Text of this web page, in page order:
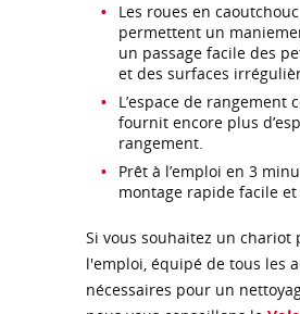
Les roues en
permettent un
un passage facile des
et des surfaces
L’espace de rangement
fournit encore plus
rangement.
Prêt à l’emploi en 3
montage rapide facile
Si vous souhaitez un chariot
l'emploi, équipé de tous les
nécessaires pour un